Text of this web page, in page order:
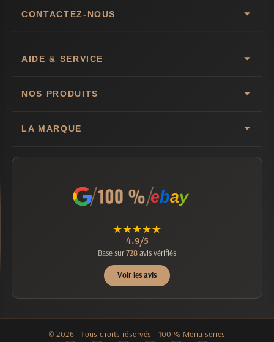
CONTACTEZ-NOUS
AIDE & SERVICE
NOS PRODUITS
LA MARQUE
ebay
★★★★★
4.9/5
Basé sur728avis vérifiés
Voir les avis
© 2026 - Tous droits réservés - 100 % Menuiseries